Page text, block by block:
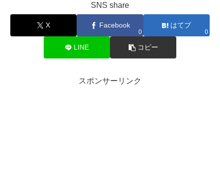
SNS share
X Facebook
0
はてブ
0
LINE コピー
スポンサーリンク